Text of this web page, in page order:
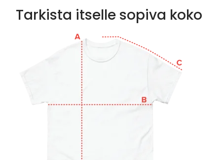
Tarkista itselle sopiva koko